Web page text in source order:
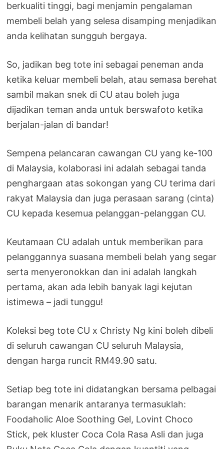
berkualiti tinggi, bagi menjamin pengalaman
membeli belah yang selesa disamping menjadikan
anda kelihatan sungguh bergaya.
So, jadikan beg tote ini sebagai peneman anda
ketika keluar membeli belah, atau semasa berehat
sambil makan snek di CU atau boleh juga
dijadikan teman anda untuk berswafoto ketika
berjalan-jalan di bandar!
Sempena pelancaran cawangan CU yang ke-100
di Malaysia, kolaborasi ini adalah sebagai tanda
penghargaan atas sokongan yang CU terima dari
rakyat Malaysia dan juga perasaan sarang (cinta)
CU kepada kesemua pelanggan-pelanggan CU.
Keutamaan CU adalah untuk memberikan para
pelanggannya suasana membeli belah yang segar
serta menyeronokkan dan ini adalah langkah
pertama, akan ada lebih banyak lagi kejutan
istimewa – jadi tunggu!
Koleksi beg tote CU x Christy Ng kini boleh dibeli
di seluruh cawangan CU seluruh Malaysia,
dengan harga runcit RM49.90 satu.
Setiap beg tote ini didatangkan bersama pelbagai
barangan menarik antaranya termasuklah:
Foodaholic Aloe Soothing Gel, Lovint Choco
Stick, pek kluster Coca Cola Rasa Asli dan juga